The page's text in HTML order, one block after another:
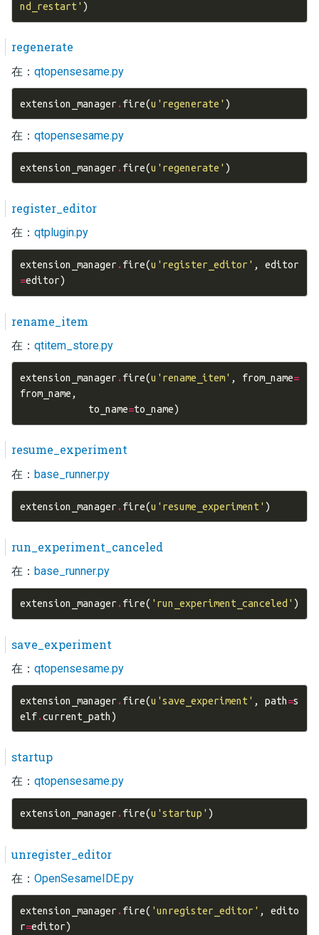
nd_restart' )
regenerate
在： qtopensesame.py
extension_manager .fire(u 'regenerate' )
在： qtopensesame.py
extension_manager .fire(u 'regenerate' )
register_editor
在： qtplugin.py
extension_manager .fire(u 'register_editor' ,
editor
=editor)
rename_item
在： qtitem_store.py
extension_manager .fire(u 'rename_item' , from_name=
from_name ,
to_name=to_name)
resume_experiment
在： base_runner.py
extension_manager .fire(u 'resume_experiment' )
run_experiment_canceled
在： base_runner.py
extension_manager .fire( 'run_experiment_canceled' )
save_experiment
在： qtopensesame.py
extension_manager .fire(u 'save_experiment' , path=s
elf.current_path)
startup
在： qtopensesame.py
extension_manager .fire(u 'startup' )
unregister_editor
在： OpenSesameIDE.py
extension_manager .fire( 'unregister_editor' ,
edito
r=editor)